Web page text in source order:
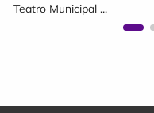
Teatro Municipal ...